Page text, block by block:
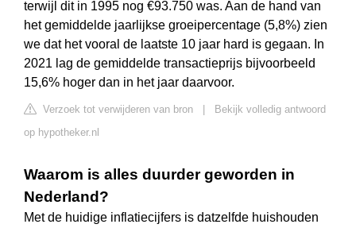
terwijl dit in 1995 nog €93.750 was. Aan de hand van
het gemiddelde jaarlijkse groeipercentage (5,8%) zien
we dat het vooral de laatste 10 jaar hard is gegaan. In
2021 lag de gemiddelde transactieprijs bijvoorbeeld
15,6% hoger dan in het jaar daarvoor.
Verzoek tot verwijderen van bron
Bekijk volledig antwoord
op hypotheker.nl
Waarom is alles duurder geworden in
Nederland?
Met de huidige inflatiecijfers is datzelfde huishouden